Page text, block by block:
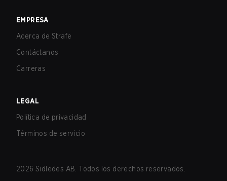
EMPRESA
Acerca de Strafe
Contáctanos
Carreras
LEGAL
Política de privacidad
Términos de servicio
2026 Sidledes AB. Todos los derechos reservados.